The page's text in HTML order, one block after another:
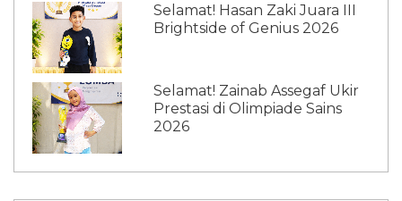
Selamat! Hasan Zaki Juara III
Brightside of Genius 2026
Selamat! Zainab Assegaf Ukir
Prestasi di Olimpiade Sains
2026